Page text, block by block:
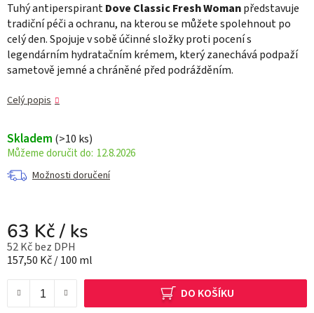
Tuhý antiperspirantDove Classic Fresh Womanpředstavuje
tradiční péči a ochranu, na kterou se můžete spolehnout po
celý den. Spojuje v sobě účinné složky proti pocení s
legendárním hydratačním krémem, který zanechává podpaží
sametově jemné a chráněné před podrážděním.
Celý popis
Skladem (>10 ks)
12.8.2026
Možnosti doručení
63 Kč/ ks
52 Kč bez DPH
Měrná cena:
157,50 Kč / 100 ml
DO KOŠÍKU